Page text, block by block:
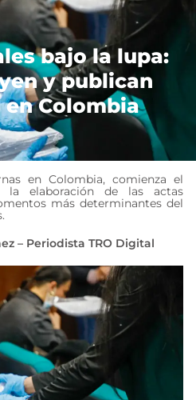
bajo la lupa:
y publican
Colombia
en Colombia, comienza el
elaboración de las actas
más determinantes del
– Periodista TRO Digital